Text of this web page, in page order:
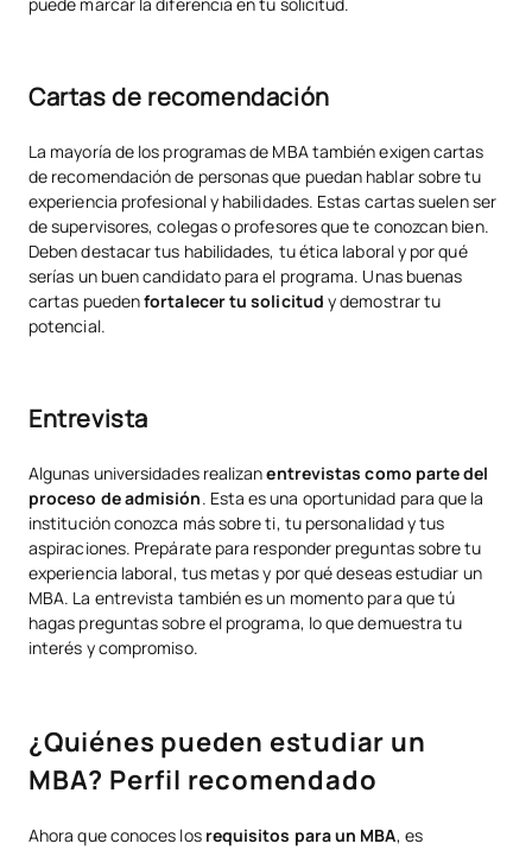
Cartas de recomendación
La mayoría de los programas de MBA también exigen cartas
de recomendación de personas que puedan hablar sobre tu
experiencia profesional y habilidades. Estas cartas suelen ser
de supervisores, colegas o profesores que te conozcan bien.
Deben destacar tus habilidades, tu ética laboral y por qué
serías un buen candidato para el programa. Unas buenas
cartas puedenfortalecer tu solicitud y demostrar tu
potencial.
Entrevista
Algunas universidades realizanentrevistas como parte del
proceso de admisión. Esta es una oportunidad para que la
institución conozca más sobre ti, tu personalidad y tus
aspiraciones. Prepárate para responder preguntas sobre tu
experiencia laboral, tus metas y por qué deseas estudiar un
MBA. La entrevista también es un momento para que tú
hagas preguntas sobre el programa, lo que demuestra tu
interés y compromiso.
¿Quiénes pueden estudiar un
MBA? Perfil recomendado
Ahora que conoces los requisitos para un MBA, es